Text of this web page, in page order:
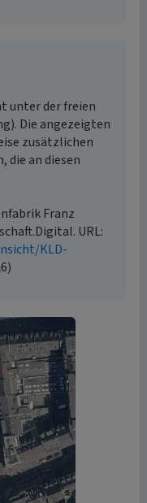
unter der freien
Die angezeigten
zusätzlichen
die an diesen
Franz
URL:
KLD-